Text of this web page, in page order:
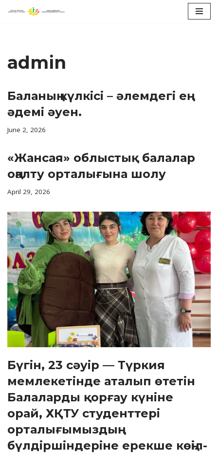
admin
Баланың күлкісі – әлемдегі ең
әдемі әуен.
June 2, 2026
«Жансая» облыстық балалар
оңалту орталығына шолу
April 29, 2026
Бүгін, 23 сәуір — Түркия
мемлекетінде аталып өтетін
Балаларды қорғау күніне
орай, ХҚТУ студенттері
орталығымыздың
бүлдіршіндеріне ерекше көңіл-